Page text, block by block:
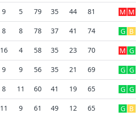
9 5 79 35 44 81 M M
8 8 78 37 41 74 G B
16 4 58 35 23 70 M G
9 9 56 35 21 69 G G
8 11 60 41 19 65 G G
11 9 61 49 12 65 G B